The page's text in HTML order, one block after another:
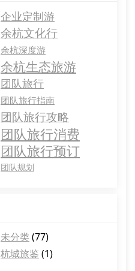
企业定制游
余杭文化行
余杭深度游
余杭生态旅游
团队旅行
团队旅行指南
团队旅行攻略
团队旅行消费
团队旅行预订
团队规划
未分类(77)
杭城旅鉴 (1)